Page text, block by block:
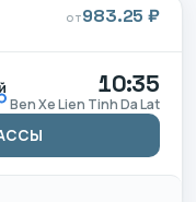
ОТ983.25 ₽
10:35
Ben Xe Lien Tinh Da Lat